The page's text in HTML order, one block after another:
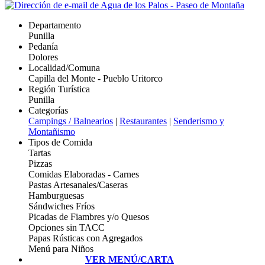
Departamento
Punilla
Pedanía
Dolores
Localidad/Comuna
Capilla del Monte - Pueblo Uritorco
Región Turística
Punilla
Categorías
Campings / Balnearios | Restaurantes | Senderismo y
Montañismo
Tipos de Comida
Tartas
Pizzas
Comidas Elaboradas - Carnes
Pastas Artesanales/Caseras
Hamburguesas
Sándwiches Fríos
Picadas de Fiambres y/o Quesos
Opciones sin TACC
Papas Rústicas con Agregados
Menú para Niños
VER MENÚ/CARTA